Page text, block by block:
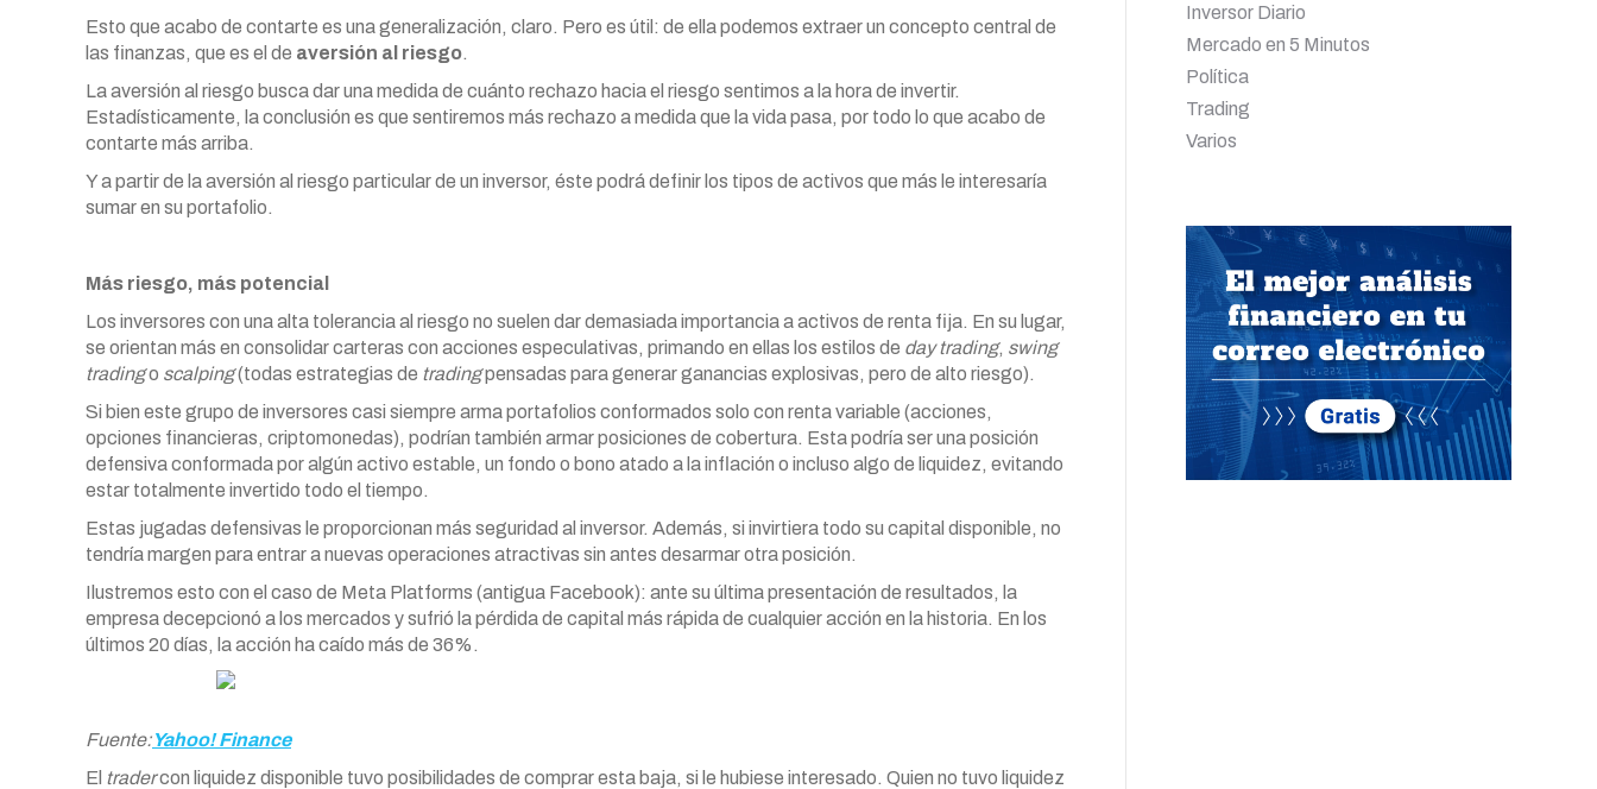
Esto que acabo de contarte es una generalización, claro. Pero es útil: de ella podemos extraer un concepto central de
las finanzas, que es el de aversión al riesgo.
La aversión al riesgo busca dar una medida de cuánto rechazo hacia el riesgo sentimos a la hora de invertir.
Estadísticamente, la conclusión es que sentiremos más rechazo a medida que la vida pasa, por todo lo que acabo de
contarte más arriba.
Y a partir de la aversión al riesgo particular de un inversor, éste podrá definir los tipos de activos que más le interesaría
sumar en su portafolio.
Más riesgo, más potencial
Los inversores con una alta tolerancia al riesgo no suelen dar demasiada importancia a activos de renta fija. En su lugar,
se orientan más en consolidar carteras con acciones especulativas, primando en ellas los estilos de day trading, swing
tradingo scalping(todas estrategias de tradingpensadas para generar ganancias explosivas, pero de alto riesgo).
Si bien este grupo de inversores casi siempre arma portafolios conformados solo con renta variable (acciones,
opciones financieras, criptomonedas), podrían también armar posiciones de cobertura. Esta podría ser una posición
defensiva conformada por algún activo estable, un fondo o bono atado a la inflación o incluso algo de liquidez, evitando
estar totalmente invertido todo el tiempo.
Estas jugadas defensivas le proporcionan más seguridad al inversor. Además, si invirtiera todo su capital disponible, no
tendría margen para entrar a nuevas operaciones atractivas sin antes desarmar otra posición.
Ilustremos esto con el caso de Meta Platforms (antigua Facebook): ante su última presentación de resultados, la
empresa decepcionó a los mercados y sufrió la pérdida de capital más rápida de cualquier acción en la historia. En los
últimos 20 días, la acción ha caído más de 36%.
Fuente:Yahoo! Finance
El tradercon liquidez disponible tuvo posibilidades de comprar esta baja, si le hubiese interesado. Quien no tuvo liquidez
Inversor Diario
Mercado en 5 Minutos
Política
Trading
Varios